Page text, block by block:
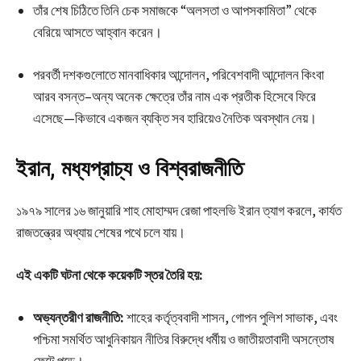
তাঁর শেষ চিঠিতে তিনি চেক সমাজকে “অলসতা ও আপসকামিতা” থেকে
বেরিয়ে আসতে আহ্বান করেন।
পরবর্তী দশকগুলোতে মানবাধিকার আন্দোলন, পরিবেশবাদী আন্দোলন কিংবা
আরব বসন্ত–অন্য অনেক ক্ষেত্রে তাঁর নাম এক প্রতীক হিসেবে ফিরে
এসেছে—কিভাবে একজন ব্যক্তি সব হারিয়েও নৈতিক অবস্থান নেয়।
ইরান, মধ্যপ্রাচ্য ও বিশ্বরাজনীতি
১৯৭৯ সালের ১৬ জানুয়ারি শাহ মোহাম্মদ রেজা পাহলভি ইরান ত্যাগ করলে, কার্যত
রাজতন্ত্রের অধ্যায় শেষের পথে চলে যায়।
এই একটি ঘটনা থেকে কয়েকটি স্তর তৈরি হয়:
অভ্যন্তরীণ রাজনীতি:শাহের কর্তৃত্ববাদী শাসন, গোপন পুলিশ সাভাক, এবং
পশ্চিমা সমর্থিত আধুনিকায়ন নীতির বিরুদ্ধে ধর্মীয় ও জাতীয়তাবাদী অসন্তোষ